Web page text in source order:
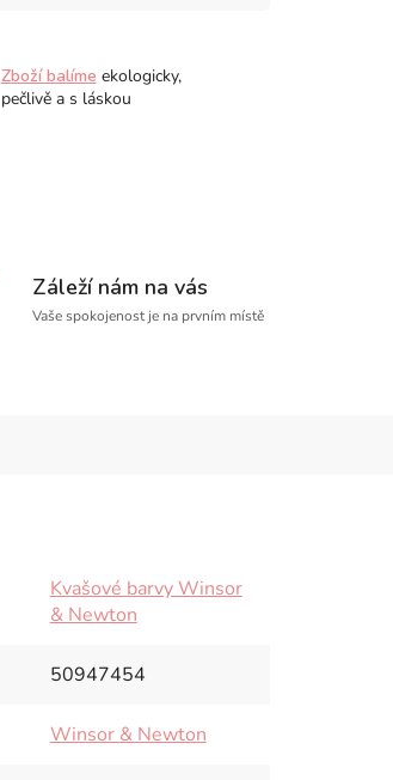
Zboží balíme ekologicky,
pečlivě a s láskou
Záleží nám na vás
Vaše spokojenost je na prvním místě
Kvašové barvy Winsor
& Newton
50947454
Winsor & Newton